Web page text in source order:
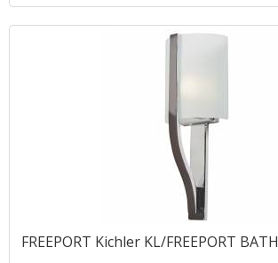
FREEPORT Kichler KL/FREEPORT BATH